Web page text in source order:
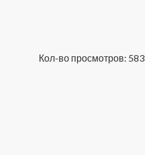
Кол-во просмотров: 583